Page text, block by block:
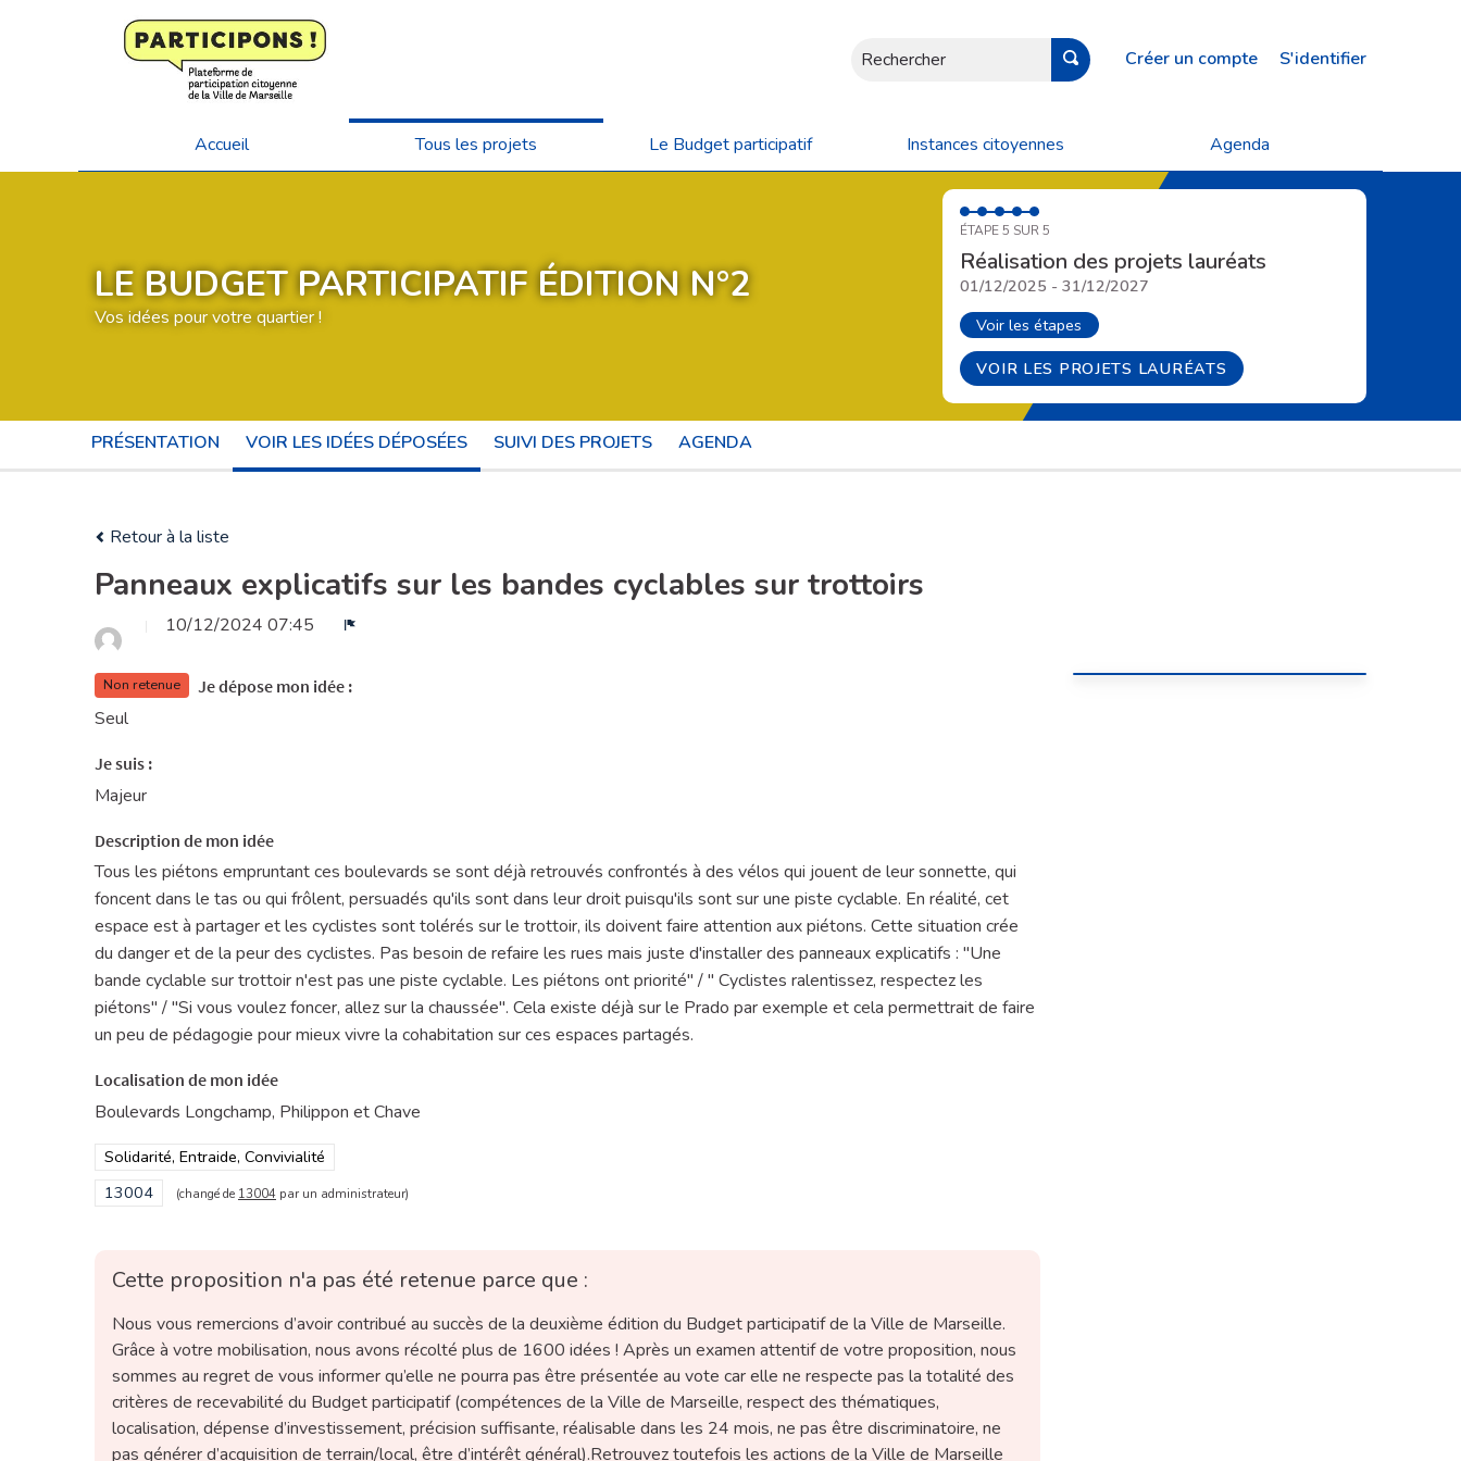
Rechercher Créer un compte S'identifier
Accueil Tous les projets Le Budget participatif Instances citoyennes Agenda
LE BUDGET PARTICIPATIF ÉDITION N°2
Vos idées pour votre quartier !
ÉTAPE 5 SUR 5
Réalisation des projets lauréats
01/12/2025 - 31/12/2027
Voir les étapes
VOIR LES PROJETS LAURÉATS
PRÉSENTATION VOIR LES IDÉES DÉPOSÉES SUIVI DES PROJETS AGENDA
Retour à la liste
Panneaux explicatifs sur les bandes cyclables sur trottoirs
10/12/2024 07:45
Non retenue Je dépose mon idée :
Seul
Je suis :
Majeur
Description de mon idée
Tous les piétons empruntant ces boulevards se sont déjà retrouvés confrontés à des vélos qui jouent de leur sonnette, qui
foncent dans le tas ou qui frôlent, persuadés qu'ils sont dans leur droit puisqu'ils sont sur une piste cyclable. En réalité, cet
espace est à partager et les cyclistes sont tolérés sur le trottoir, ils doivent faire attention aux piétons. Cette situation crée
du danger et de la peur des cyclistes. Pas besoin de refaire les rues mais juste d'installer des panneaux explicatifs : "Une
bande cyclable sur trottoir n'est pas une piste cyclable. Les piétons ont priorité" / " Cyclistes ralentissez, respectez les
piétons" / "Si vous voulez foncer, allez sur la chaussée". Cela existe déjà sur le Prado par exemple et cela permettrait de faire
un peu de pédagogie pour mieux vivre la cohabitation sur ces espaces partagés.
Localisation de mon idée
Boulevards Longchamp, Philippon et Chave
Filtrer les résultats de la catégorie : Solidarité, Entraide, Convivialité
Solidarité, Entraide, Convivialité
Filtrer les résultats pour le secteur : 13004
13004 (changé de 13004 par un administrateur)
Cette proposition n'a pas été retenue parce que :
Nous vous remercions d’avoir contribué au succès de la deuxième édition du Budget participatif de la Ville de Marseille.
Grâce à votre mobilisation, nous avons récolté plus de 1600 idées ! Après un examen attentif de votre proposition, nous
sommes au regret de vous informer qu’elle ne pourra pas être présentée au vote car elle ne respecte pas la totalité des
critères de recevabilité du Budget participatif (compétences de la Ville de Marseille, respect des thématiques,
localisation, dépense d’investissement, précision suffisante, réalisable dans les 24 mois, ne pas être discriminatoire, ne
pas générer d’acquisition de terrain/local, être d’intérêt général).Retrouvez toutefois les actions de la Ville de Marseille